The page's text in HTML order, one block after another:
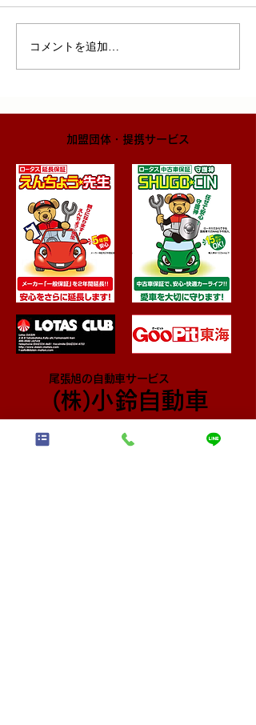
コメントを追加…
​加盟団体・提携サービス
尾張旭の自動車サービス
​(株)小鈴自動車
〒488-0830 愛知県尾張旭市東印場町2丁目4-14